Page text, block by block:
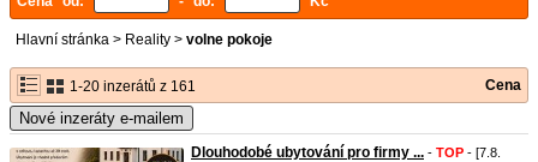
Hlavní stránka > Reality > volne pokoje
1-20 inzerátů z 161 Cena
Nové inzeráty e-mailem
Dlouhodobé ubytování pro firmy ... - TOP - [7.8.